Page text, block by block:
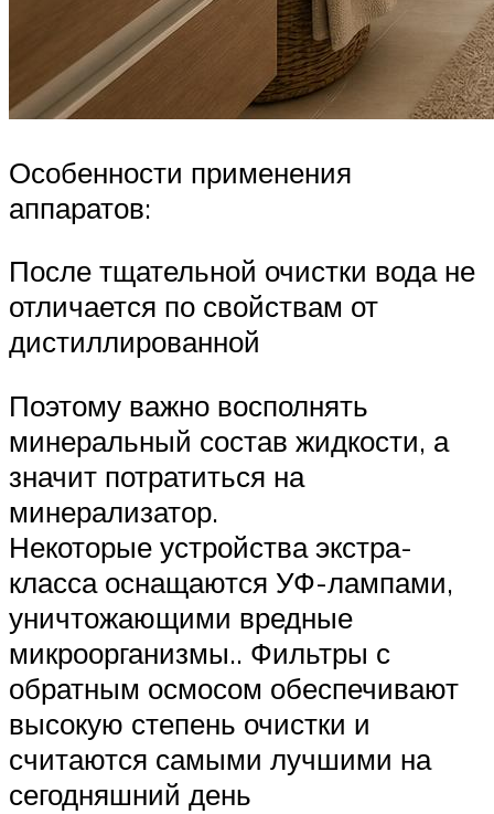
Особенности применения
аппаратов:
После тщательной очистки вода не
отличается по свойствам от
дистиллированной
Поэтому важно восполнять
минеральный состав жидкости, а
значит потратиться на
минерализатор.
Некоторые устройства экстра-
класса оснащаются УФ-лампами,
уничтожающими вредные
микроорганизмы.. Фильтры с
обратным осмосом обеспечивают
высокую степень очистки и
считаются самыми лучшими на
сегодняшний день